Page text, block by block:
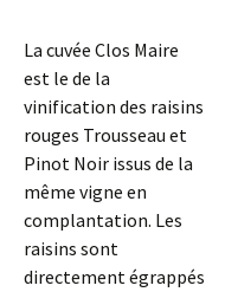
La cuvée Clos Maire
est le de la
vinification des raisins
rouges Trousseau et
Pinot Noir issus de la
même vigne en
complantation. Les
raisins sont
directement égrappés